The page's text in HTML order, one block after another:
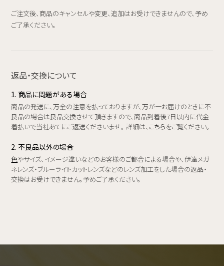
ご注文後、商品のキャンセルや変更、追加はお受けできませんので、予め
ご了承ください。
返品・交換について
1. 商品に問題がある場合
商品の発送に、万全の注意を払っておりますが、万が一お届けのときに不
良品の場合は良品交換させて頂きますので、商品到着後7日以内に代金
着払いで当社あてにご返送くださいませ。 詳細は、 こちらをご覧ください。
2. 不良品以外の場合
色やサイズ、イメージ違いなどのお客様のご都合による場合や、伊達メガ
ネレンズ・ブルーライトカットレンズなどのレンズ加工をした場合の返品・
交換はお受けできません。予めご了承ください。